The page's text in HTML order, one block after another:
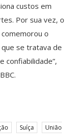
custos em
Por sua vez, o
comemorou o
se tratava de
confiabilidade”,
Suíça
União